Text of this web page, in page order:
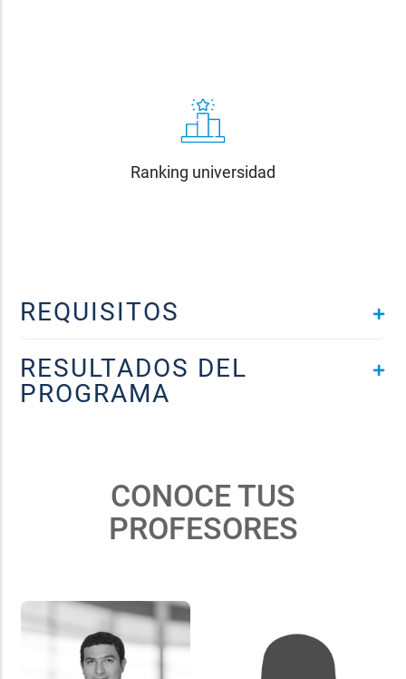
Ranking universidad
REQUISITOS
RESULTADOS DEL
PROGRAMA
CONOCE TUS
PROFESORES